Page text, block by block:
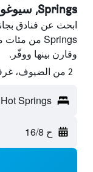
Springs, سيوغويبو
وقارن بينها ووفّر.
2 من الضيوف، غرفة واحدة
ح 16/8